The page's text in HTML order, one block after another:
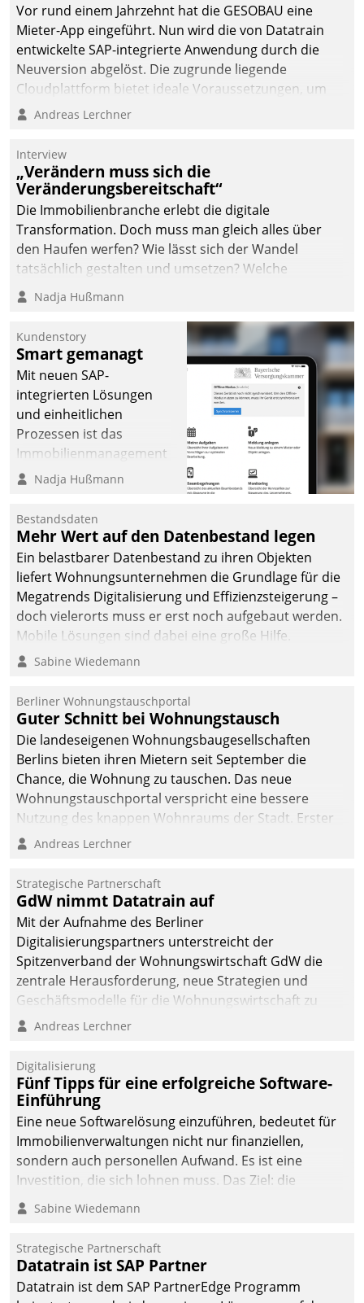
Vor rund einem Jahrzehnt hat die GESOBAU eine
Mieter-App eingeführt. Nun wird die von Datatrain
entwickelte SAP-integrierte Anwendung durch die
Neuversion abgelöst. Die zugrunde liegende
Cloudplattform bietet ideale Voraussetzungen, um
die Funktionalität der App zu erweitern und weitere
integrieren.
Andreas Lerchner
Interview
„Verändern muss sich die
Veränderungsbereitschaft“
Die Immobilienbranche erlebt die digitale
Transformation. Doch muss man gleich alles über
den Haufen werfen? Wie lässt sich der Wandel
tatsächlich gestalten und umsetzen? Welche
Argumente zählen wirklich?
Nadja Hußmann
Kundenstory
Smart gemanagt
Mit neuen SAP-
integrierten Lösungen
und einheitlichen
Prozessen ist das
Immobilienmanagement
der Bayerischen
Ressort Kapitalanlage für
künftige Aufgaben und
Herausforderungen
gerüstet.
Nadja Hußmann
Bestandsdaten
Mehr Wert auf den Datenbestand legen
Ein belastbarer Datenbestand zu ihren Objekten
liefert Wohnungsunternehmen die Grundlage für die
Megatrends Digitalisierung und Effizienzsteigerung –
doch vielerorts muss er erst noch aufgebaut werden.
Mobile Lösungen sind dabei eine große Hilfe.
Sabine Wiedemann
Berliner Wohnungstauschportal
Guter Schnitt bei Wohnungstausch
Die landeseigenen Wohnungsbaugesellschaften
Berlins bieten ihren Mietern seit September die
Chance, die Wohnung zu tauschen. Das neue
Wohnungstauschportal verspricht eine bessere
Nutzung des knappen Wohnraums der Stadt. Erster
Anwendungsfall für Datatrains Lösung API-Hub mit
Unternehmen.
Andreas Lerchner
Strategische Partnerschaft
GdW nimmt Datatrain auf
Mit der Aufnahme des Berliner
Digitalisierungspartners unterstreicht der
Spitzenverband der Wohnungswirtschaft GdW die
zentrale Herausforderung, neue Strategien und
Geschäftsmodelle für die Wohnungswirtschaft zu
entwickeln.
Andreas Lerchner
Digitalisierung
Fünf Tipps für eine erfolgreiche Software-
Einführung
Eine neue Softwarelösung einzuführen, bedeutet für
Immobilienverwaltungen nicht nur finanziellen,
sondern auch personellen Aufwand. Es ist eine
Investition, die sich lohnen muss. Das Ziel: die
nachhaltige Optimierung der Geschäftsabläufe. Damit
dieses Ziel erreicht wird, sollten einige Grundregeln
Sabine Wiedemann
Strategische Partnerschaft
Datatrain ist SAP Partner
Datatrain ist dem SAP PartnerEdge Programm